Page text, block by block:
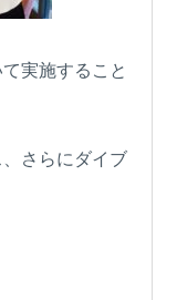
実施すること
さらにダイブ